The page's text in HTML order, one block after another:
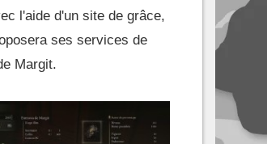
l'aide d'un site de grâce,
ses services de
Margit.